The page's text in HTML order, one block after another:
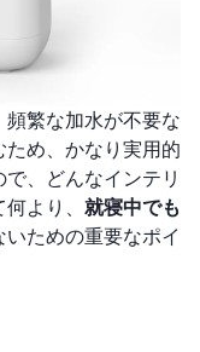
繁な加水が不要な
め、かなり実用的
、どんなインテリ
より、 就寝中でも
ための重要なポイ